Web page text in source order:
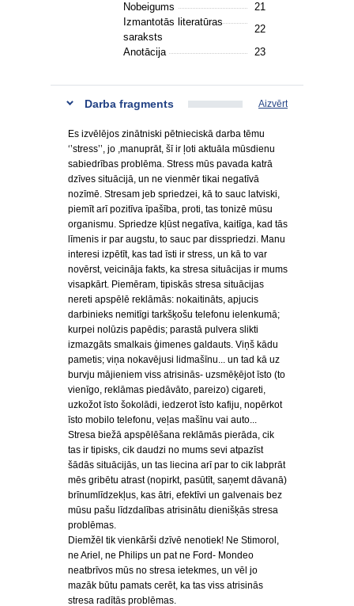
Nobeigums
21
Izmantotās literatūras
saraksts
22
Anotācija
23
Darba fragments Aizvērt
Es izvēlējos zinātniski pētnieciskā darba tēmu
‘’stress’’, jo ,manuprāt, šī ir ļoti aktuāla mūsdienu
sabiedrības problēma. Stress mūs pavada katrā
dzīves situācijā, un ne vienmēr tikai negatīvā
nozīmē. Stresam jeb spriedzei, kā to sauc latviski,
piemīt arī pozitīva īpašība, proti, tas tonizē mūsu
organismu. Spriedze kļūst negatīva, kaitīga, kad tās
līmenis ir par augstu, to sauc par disspriedzi. Manu
interesi izpētīt, kas tad īsti ir stress, un kā to var
novērst, veicināja fakts, ka stresa situācijas ir mums
visapkārt. Piemēram, tipiskās stresa situācijas
nereti apspēlē reklāmās: nokaitināts, apjucis
darbinieks nemitīgi tarkšķošu telefonu ielenkumā;
kurpei nolūzis papēdis; parastā pulvera slikti
izmazgāts smalkais ģimenes galdauts. Viņš kādu
pametis; viņa nokavējusi lidmašīnu... un tad kā uz
burvju mājieniem viss atrisinās- uzsmēķējot īsto (to
vienīgo, reklāmas piedāvāto, pareizo) cigareti,
uzkožot īsto šokolādi, iedzerot īsto kafiju, nopērkot
īsto mobilo telefonu, veļas mašīnu vai auto...
Stresa biežā apspēlēšana reklāmās pierāda, cik
tas ir tipisks, cik daudzi no mums sevi atpazīst
šādās situācijās, un tas liecina arī par to cik labprāt
mēs gribētu atrast (nopirkt, pasūtīt, saņemt dāvanā)
brīnumlīdzekļus, kas ātri, efektīvi un galvenais bez
mūsu pašu līdzdalības atrisinātu dienišķās stresa
problēmas.
Diemžēl tik vienkārši dzīvē nenotiek! Ne Stimorol,
ne Ariel, ne Philips un pat ne Ford- Mondeo
neatbrīvos mūs no stresa ietekmes, un vēl jo
mazāk būtu pamats cerēt, ka tas viss atrisinās
stresa radītās problēmas.